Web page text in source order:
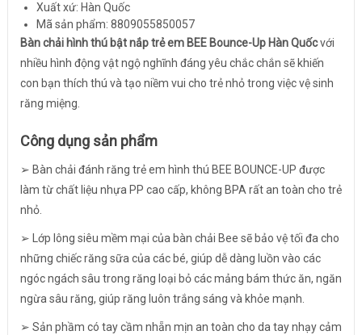
Xuất xứ: Hàn Quốc
Mã sản phẩm: 8809055850057
Bàn chải hình thú bật nắp trẻ em BEE Bounce-Up Hàn Quốcvới
nhiều hình động vật ngộ nghĩnh đáng yêu chắc chắn sẽ khiến
con bạn thích thú và tạo niềm vui cho trẻ nhỏ trong việc vệ sinh
răng miệng.
Công dụng sản phẩm
➢ Bàn chải đánh răng trẻ em hình thú BEE BOUNCE-UP được
làm từ chất liệu nhựa PP cao cấp, không BPA rất an toàn cho trẻ
nhỏ.
➢ Lớp lông siêu mềm mại của bàn chải Bee sẽ bảo vệ tối đa cho
những chiếc răng sữa của các bé, giúp dễ dàng luồn vào các
ngóc ngách sâu trong răng loại bỏ các mảng bám thức ăn, ngăn
ngừa sâu răng, giúp răng luôn trắng sáng và khỏe mạnh.
➢ Sản phầm có tay cầm nhẵn mịn an toàn cho da tay nhạy cảm